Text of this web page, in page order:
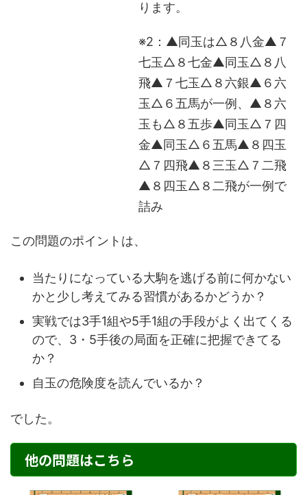
ります。
※2：▲同玉は△８八金▲７
七玉△８七金▲同玉△８八
飛▲７七玉△８六銀▲６六
玉△６五馬が一例、▲８六
玉も△８五歩▲同玉△７四
金▲同玉△６五馬▲８四玉
△７四飛▲８三玉△７二飛
▲８四玉△８二飛が一例で
詰み
この問題のポイントは、
当たりになっている大駒を逃げる前に何かない
かと少し考えてみる習慣があるかどうか？
実戦では3手1組や5手1組の手段がよく出てくる
ので、3・5手後の局面を正確に把握できてる
か？
自玉の危険度を読んでいるか？
でした。
他の問題はこちら